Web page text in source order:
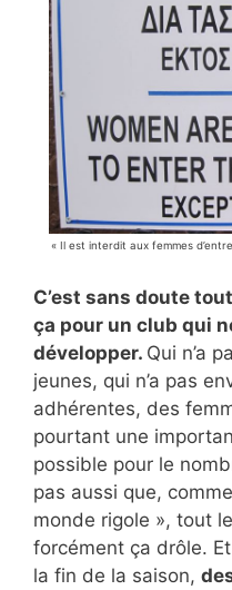
« Il est interdit aux femmes
C’est sans doute
ça pour un club qui
développer. Qui n’a
jeunes, qui n’a pas
adhérentes, des
pourtant une
possible pour le
pas aussi que,
monde rigole », tout
forcément ça drôle.
la fin de la saison,